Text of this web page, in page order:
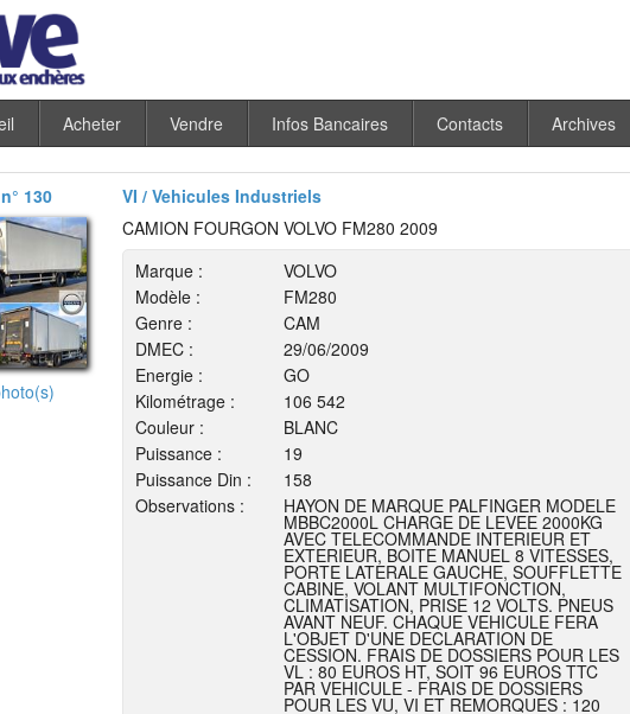
Acheter Vendre Infos Bancaires Contacts Archives
130 VI / Vehicules Industriels
CAMION FOURGON VOLVO FM280 2009
Marque :
VOLVO
Modèle :
FM280
Genre :
CAM
DMEC :
29/06/2009
Energie :
GO
Kilométrage :
106 542
Couleur :
BLANC
Puissance :
19
Puissance Din :
158
Observations :
HAYON DE MARQUE PALFINGER MODELE
MBBC2000L CHARGE DE LEVEE 2000KG
AVEC TELECOMMANDE INTERIEUR ET
EXTERIEUR, BOITE MANUEL 8 VITESSES,
PORTE LATERALE GAUCHE, SOUFFLETTE
CABINE, VOLANT MULTIFONCTION,
CLIMATISATION, PRISE 12 VOLTS. PNEUS
AVANT NEUF. CHAQUE VEHICULE FERA
L'OBJET D'UNE DECLARATION DE
CESSION. FRAIS DE DOSSIERS POUR LES
VL : 80 EUROS HT, SOIT 96 EUROS TTC
PAR VEHICULE - FRAIS DE DOSSIERS
POUR LES VU, VI ET REMORQUES : 120